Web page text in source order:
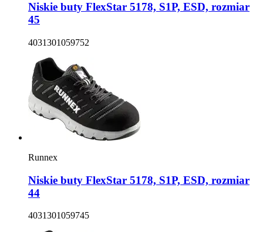
Niskie buty FlexStar 5178, S1P, ESD, rozmiar
45
4031301059752
Runnex
Niskie buty FlexStar 5178, S1P, ESD, rozmiar
44
4031301059745